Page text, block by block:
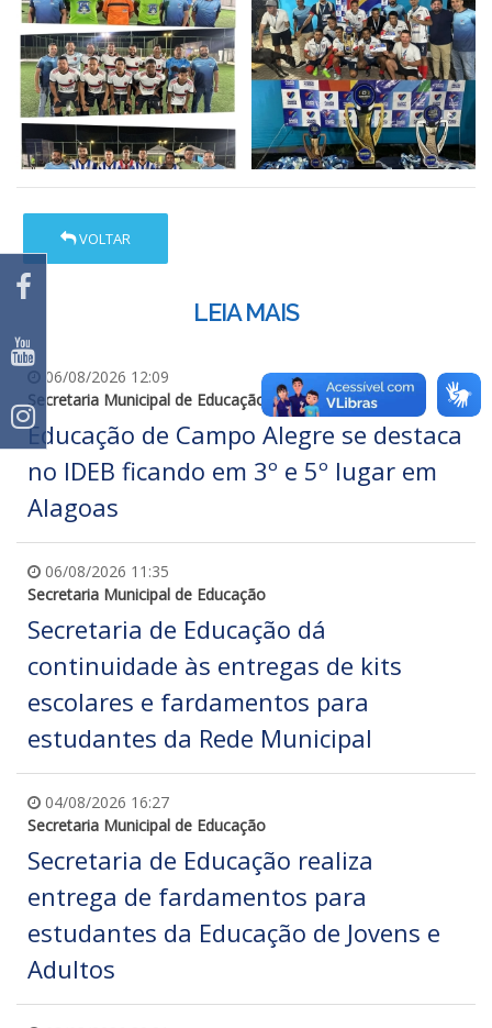
VOLTAR
LEIA MAIS
06/08/2026 12:09
Secretaria Municipal de Educação
Educação de Campo Alegre se destaca
no IDEB ficando em 3º e 5º lugar em
Alagoas
06/08/2026 11:35
Secretaria Municipal de Educação
Secretaria de Educação dá
continuidade às entregas de kits
escolares e fardamentos para
estudantes da Rede Municipal
04/08/2026 16:27
Secretaria Municipal de Educação
Secretaria de Educação realiza
entrega de fardamentos para
estudantes da Educação de Jovens e
Adultos